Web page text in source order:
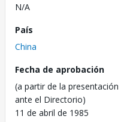
N/A
País
China
Fecha de aprobación
(a partir de la presentación
ante el Directorio)
11 de abril de 1985